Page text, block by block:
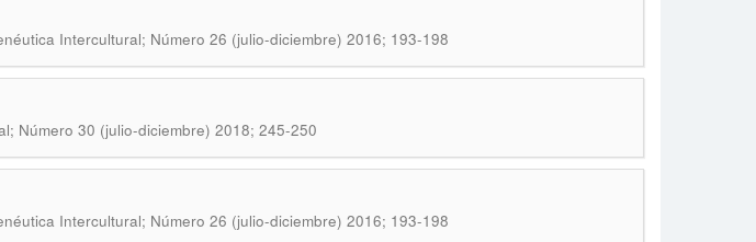
Intercultural; Número 26 (julio-diciembre) 2016; 193-198
Número 30 (julio-diciembre) 2018; 245-250
Intercultural; Número 26 (julio-diciembre) 2016; 193-198